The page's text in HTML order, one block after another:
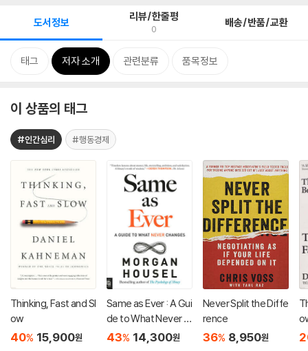
도서정보 리뷰/한줄평
0 배송/반품/교환
태그 저자 소개 관련분류 품목정보
이 상품의 태그
#인간심리 #행동경제
Thinking, Fast and Sl
ow
40% 15,900원
Same as Ever : A Gui
de to What Never C
hanges
43% 14,300원
Never Split the Diffe
rence
36% 8,950원